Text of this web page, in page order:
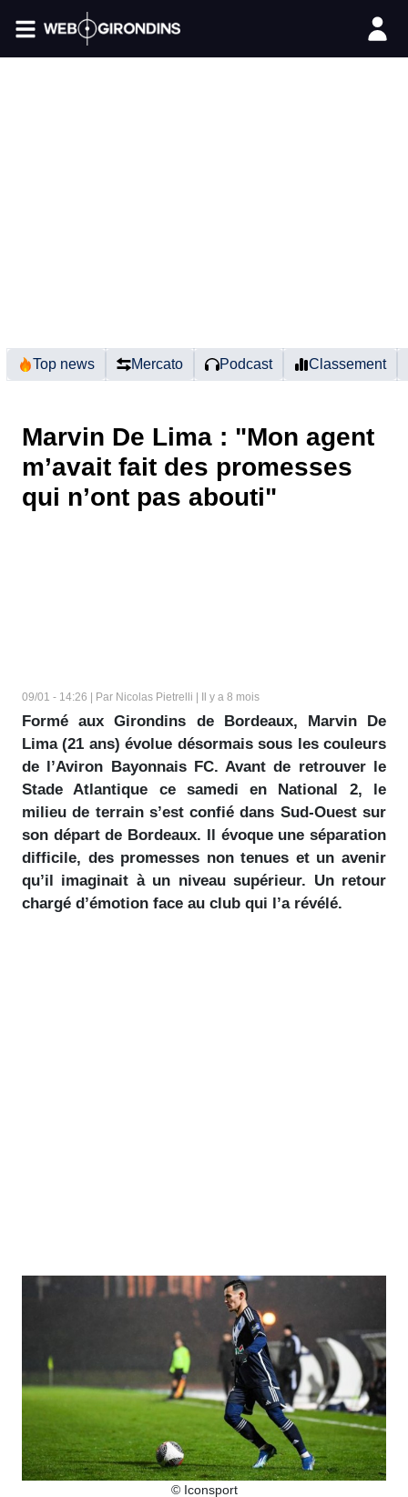
Top news Mercato Podcast Classement
Marvin De Lima : "Mon agent
m’avait fait des promesses
qui n’ont pas abouti"
09/01 - 14:26 | Par Nicolas Pietrelli | Il y a 8 mois
Formé aux Girondins de Bordeaux, Marvin De
Lima (21 ans) évolue désormais sous les couleurs
de l’Aviron Bayonnais FC. Avant de retrouver le
Stade Atlantique ce samedi en National 2, le
milieu de terrain s’est confié dans Sud-Ouest sur
son départ de Bordeaux. Il évoque une séparation
difficile, des promesses non tenues et un avenir
qu’il imaginait à un niveau supérieur. Un retour
chargé d’émotion face au club qui l’a révélé.
© Iconsport